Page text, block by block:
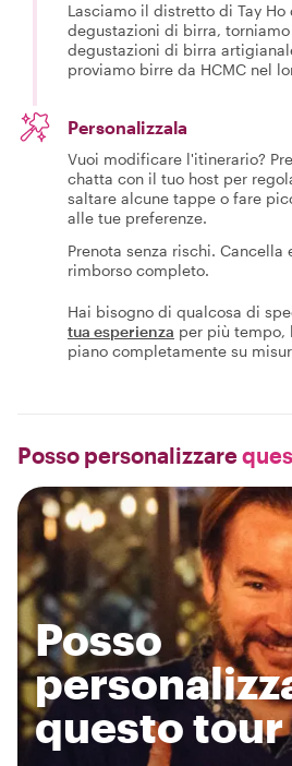
Lasciamo il distretto di Tay
degustazioni di birra,
degustazioni di birra
proviamo birre da HCMC nel
Personalizzala
Vuoi modificare l'itinerario?
chatta con il tuo host per
saltare alcune tappe o fare
alle tue preferenze.
Prenota senza rischi. Cancella
rimborso completo.
Hai bisogno di qualcosa di
tua esperienza per più tempo,
piano completamente su
Posso personalizzare
Posso
questo tour